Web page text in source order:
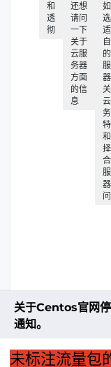
和
透
彻
还想
请问
一下
关于
云服
务器
方面
的信
息
器
关于Centos官网
通知。
未标注流量包